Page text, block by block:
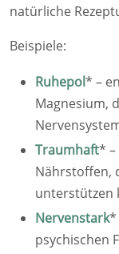
natürliche
Beispiele:
Ruhepol* –
Magnesium,
Traumhaft*
Nährstoffen,
unterstützen
Nervenstark*
psychischen